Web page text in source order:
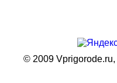
© 2009 Vprigorode.ru,